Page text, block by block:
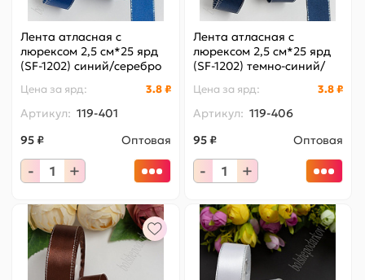
Лента атласная с
люрексом 2,5 см*25 ярд
(SF-1202) синий/серебро
Цена за ярд: 3.8 ₽
Артикул: 119-401
95 ₽
Оптовая
- +
Лента атласная с
люрексом 2,5 см*25 ярд
(SF-1202) темно-синий/
Цена за ярд: 3.8 ₽
Артикул: 119-406
95 ₽
Оптовая
- +